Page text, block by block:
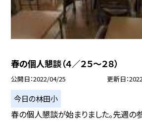
春の個人懇談（４／２５〜２８）
公開日 2022/04/25 更新日
今日の林田小
春の個人懇談が始まりました。先週の